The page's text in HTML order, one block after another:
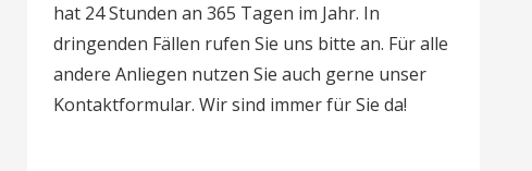
hat 24 Stunden an 365 Tagen im Jahr. In
dringenden Fällen rufen Sie uns bitte an. Für alle
andere Anliegen nutzen Sie auch gerne unser
Kontaktformular. Wir sind immer für Sie da!